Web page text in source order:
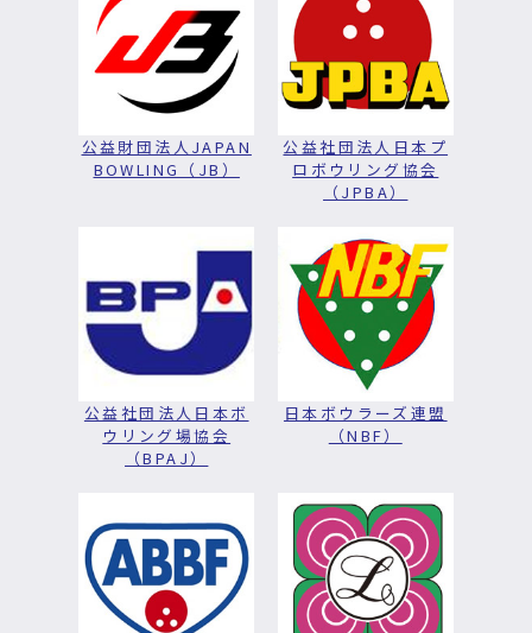
公益財団法人JAPAN
BOWLING（JB）
公益社団法人日本プ
ロボウリング協会
（JPBA）
公益社団法人日本ボ
ウリング場協会
（BPAJ）
日本ボウラーズ連盟
（NBF）